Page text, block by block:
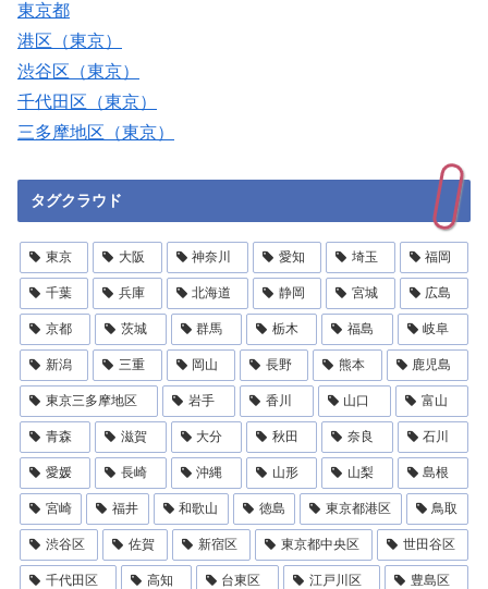
東京都
港区（東京）
渋谷区（東京）
千代田区（東京）
三多摩地区（東京）
タグクラウド
東京 大阪 神奈川 愛知 埼玉 福岡
千葉 兵庫 北海道 静岡 宮城 広島
京都 茨城 群馬 栃木 福島 岐阜
新潟 三重 岡山 長野 熊本 鹿児島
東京三多摩地区 岩手 香川 山口 富山
青森 滋賀 大分 秋田 奈良 石川
愛媛 長崎 沖縄 山形 山梨 島根
宮崎 福井 和歌山 徳島 東京都港区 鳥取
渋谷区 佐賀 新宿区 東京都中央区 世田谷区
千代田区 高知 台東区 江戸川区 豊島区